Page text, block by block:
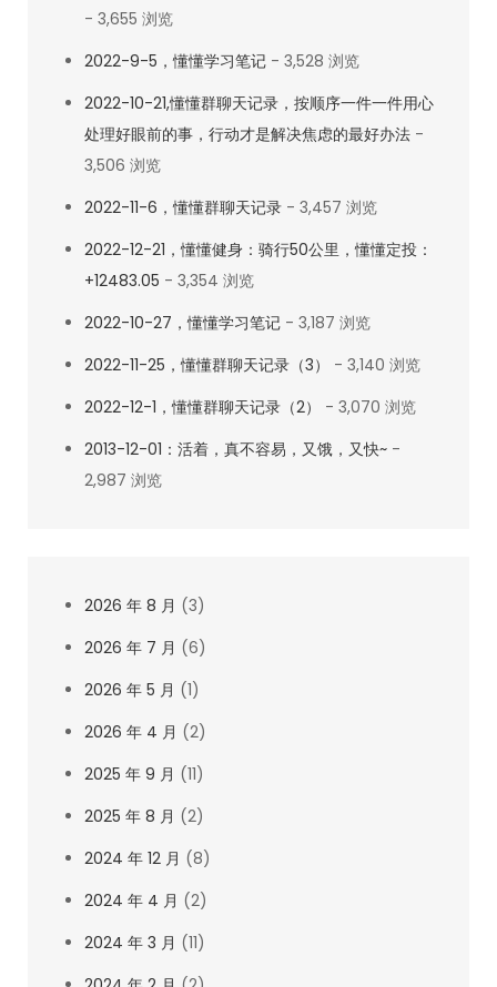
- 3,655 浏览
2022-9-5，懂懂学习笔记 - 3,528 浏览
2022-10-21,懂懂群聊天记录，按顺序一件一件用心
处理好眼前的事，行动才是解决焦虑的最好办法 -
3,506 浏览
2022-11-6，懂懂群聊天记录 - 3,457 浏览
2022-12-21，懂懂健身：骑行50公里，懂懂定投：
+12483.05 - 3,354 浏览
2022-10-27，懂懂学习笔记 - 3,187 浏览
2022-11-25，懂懂群聊天记录（3）
- 3,140 浏览
2022-12-1，懂懂群聊天记录（2）
- 3,070 浏览
2013-12-01：活着，真不容易，又饿，又快~ -
2,987 浏览
2026 年 8 月 (3)
2026 年 7 月 (6)
2026 年 5 月 (1)
2026 年 4 月 (2)
2025 年 9 月 (11)
2025 年 8 月 (2)
2024 年 12 月 (8)
2024 年 4 月 (2)
2024 年 3 月 (11)